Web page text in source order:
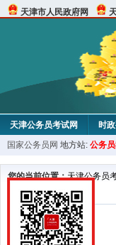
天津市人民政府网
天津公务员考试网 时
考试论坛 教材中心
国家公务员网 地方站: 公务
您的当前位置：天津公务员